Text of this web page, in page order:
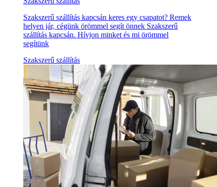
Szakszerű szállítás kapcsán keres egy csapatot? Remek
helyen jár, cégünk örömmel segít önnek Szakszerű
szállítás kapcsán. Hívjon minket és mi örömmel
segítünk
Szakszerű szállítás